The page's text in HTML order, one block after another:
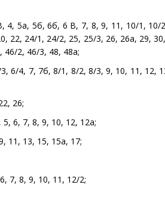
5а, 5б, 6б, 6 В, 7, 8, 9, 11, 10/1, 10/
22, 24/1, 24/2, 25, 25/3, 26, 26а, 29,
46/2, 46/3, 48, 48а;
6/4, 7, 7б, 8/1, 8/2, 8/3, 9, 10, 11, 12,
26;
6, 7, 8, 9, 10, 12, 12а;
11, 13, 15, 15а, 17;
7, 8, 9, 10, 11, 12/2;